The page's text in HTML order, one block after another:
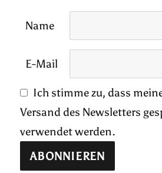
Name
E-Mail
Ich stimme zu, dass
Versand des Newsletters
verwendet werden.